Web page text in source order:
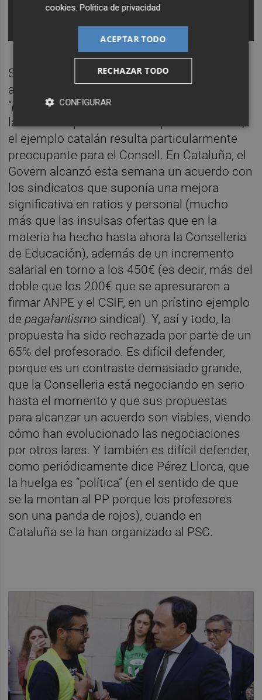
Agresión de un policía a una manifestante por la
Si atendemos a las demás comunidades
autónomas, y en lo que casi constituye un
“placer culpable” para los obsesionados con
la amenaza pancatalanista que nos acecha,
el ejemplo catalán resulta particularmente
preocupante para el Consell. En Cataluña, el
Govern alcanzó esta semana un acuerdo con
los sindicatos que suponía una mejora
significativa en ratios y personal (mucho
más que las insulsas ofertas que en la
materia ha hecho hasta ahora la Conselleria
de Educación), además de un incremento
salarial en torno a los 450€ (es decir, más del
doble que los 200€ que se apresuraron a
firmar ANPE y el CSIF, en un prístino ejemplo
depagafantismo sindical). Y, así y todo, la
propuesta ha sido rechazada por parte de un
65% del profesorado. Es difícil defender,
porque es un contraste demasiado grande,
que la Conselleria está negociando en serio
hasta el momento y que sus propuestas
para alcanzar un acuerdo son viables, viendo
cómo han evolucionado las negociaciones
por otros lares. Y también es difícil defender,
como periódicamente dice Pérez Llorca, que
la huelga es “política” (en el sentido de que
se la montan al PP porque los profesores
son una panda de rojos), cuando en
Cataluña se la han organizado al PSC.
cookies .Política de privacidad
ACEPTAR TODO
RECHAZAR TODO
CONFIGURAR